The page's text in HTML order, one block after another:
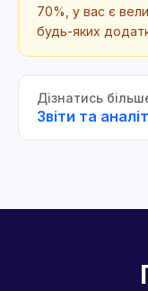
70%, у вас є
будь-яких
Дізнатись
Звіти та